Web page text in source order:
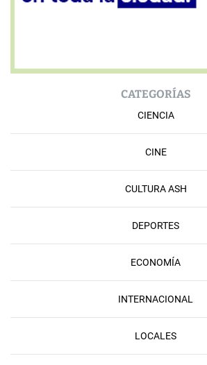
CATEGORÍAS
CIENCIA
CINE
CULTURA ASH
DEPORTES
ECONOMÍA
INTERNACIONAL
LOCALES